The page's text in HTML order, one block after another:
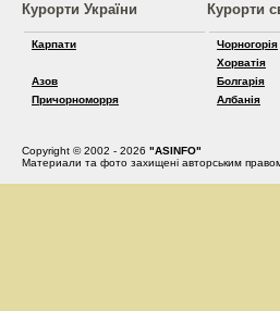
Курорти України
Карпати
Азов
Причорноморря
Курорти
Чорногорія
Хорватія
Болгарія
Албанія
Copyright © 2002 - 2026 "ASINFO"
Материали та фото захищені авторським